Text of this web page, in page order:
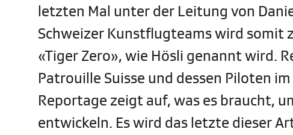
letzten Mal unter der Leitung von
Schweizer Kunstflugteams wird somit
«Tiger Zero», wie Hösli genannt wird.
Patrouille Suisse und dessen Piloten
Reportage zeigt auf, was es braucht,
entwickeln. Es wird das letzte dieser